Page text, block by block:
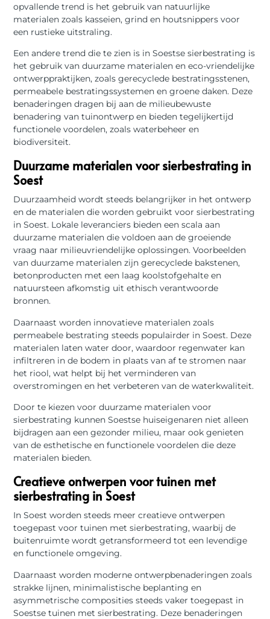
opvallende trend is het gebruik van natuurlijke
materialen zoals kasseien, grind en houtsnippers voor
een rustieke uitstraling.
Een andere trend die te zien is in Soestse sierbestrating is
het gebruik van duurzame materialen en eco-vriendelijke
ontwerppraktijken, zoals gerecyclede bestratingsstenen,
permeabele bestratingssystemen en groene daken. Deze
benaderingen dragen bij aan de milieubewuste
benadering van tuinontwerp en bieden tegelijkertijd
functionele voordelen, zoals waterbeheer en
biodiversiteit.
Duurzame materialen voor sierbestrating in
Soest
Duurzaamheid wordt steeds belangrijker in het ontwerp
en de materialen die worden gebruikt voor sierbestrating
in Soest. Lokale leveranciers bieden een scala aan
duurzame materialen die voldoen aan de groeiende
vraag naar milieuvriendelijke oplossingen. Voorbeelden
van duurzame materialen zijn gerecyclede bakstenen,
betonproducten met een laag koolstofgehalte en
natuursteen afkomstig uit ethisch verantwoorde
bronnen.
Daarnaast worden innovatieve materialen zoals
permeabele bestrating steeds populairder in Soest. Deze
materialen laten water door, waardoor regenwater kan
infiltreren in de bodem in plaats van af te stromen naar
het riool, wat helpt bij het verminderen van
overstromingen en het verbeteren van de waterkwaliteit.
Door te kiezen voor duurzame materialen voor
sierbestrating kunnen Soestse huiseigenaren niet alleen
bijdragen aan een gezonder milieu, maar ook genieten
van de esthetische en functionele voordelen die deze
materialen bieden.
Creatieve ontwerpen voor tuinen met
sierbestrating in Soest
In Soest worden steeds meer creatieve ontwerpen
toegepast voor tuinen met sierbestrating, waarbij de
buitenruimte wordt getransformeerd tot een levendige
en functionele omgeving.
Daarnaast worden moderne ontwerpbenaderingen zoals
strakke lijnen, minimalistische beplanting en
asymmetrische composities steeds vaker toegepast in
Soestse tuinen met sierbestrating. Deze benaderingen